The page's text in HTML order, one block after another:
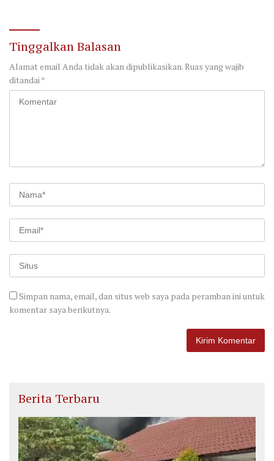
Tinggalkan Balasan
Alamat email Anda tidak akan dipublikasikan.Ruas yang wajib
ditandai*
Simpan nama, email, dan situs web saya pada peramban ini untuk
komentar saya berikutnya.
Berita Terbaru